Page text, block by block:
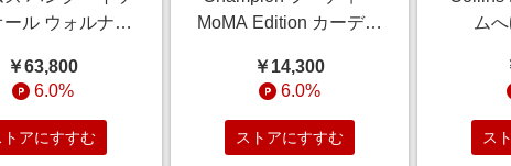
ール ウォルナッ
& Ray
フレーム ス
木部 ラバー
ウッド
￥63,800
6.0%
トアにすすむ
MoMA Edition カーディ
STORE//コットン、ポ
リエステルレッド
￥14,300
6.0%
ストアにすすむ
ム
ィル
ス